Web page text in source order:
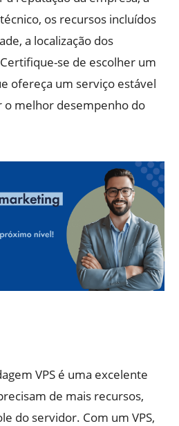
os recursos incluídos
a localização dos
se de escolher um
ofereça um serviço estável
o melhor desempenho do
VPS é uma excelente
de mais recursos,
do servidor. Com um VPS,